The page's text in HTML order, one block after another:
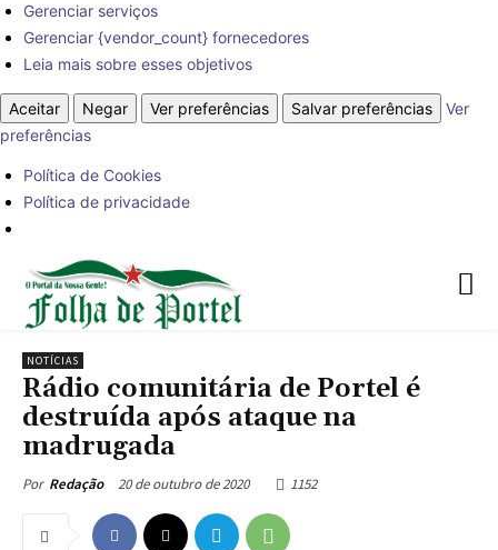
Gerenciar serviços
Gerenciar {vendor_count} fornecedores
Leia mais sobre esses objetivos
Aceitar Negar Ver preferências Salvar preferências
Ver
preferências
Política de Cookies
Política de privacidade
NOTÍCIAS
Rádio comunitária de Portel é
destruída após ataque na
madrugada
Por Redação 20 de outubro de 2020 1152